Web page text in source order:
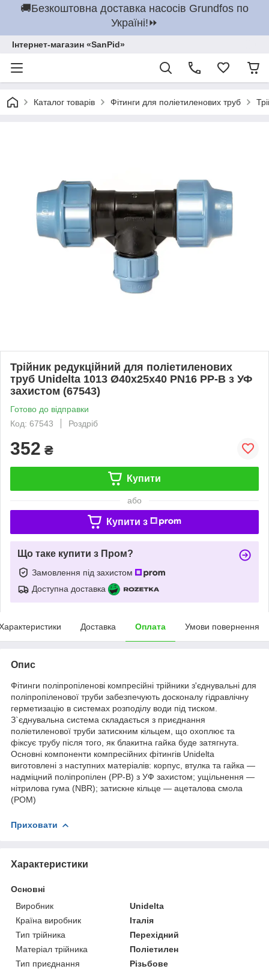
🚚Безкоштовна доставка насосів Grundfos по
Україні!⏩
Інтернет-магазин «SanPid»
Каталог товарів Фітинги для поліетиленових труб
Трійник редукційний для поліетиленових
труб Unidelta 1013 Ø40х25х40 PN16 PP-B з УФ
захистом (67543)
Готово до відправки
Код: 67543
Роздріб
352 ₴
Купити
або
Купити з
Що таке купити з Пром?
Замовлення під захистом
Доступна доставка
Доставка Оплата Умови повернення
Опис
Фітинги поліпропіленові компресійні трійники з'єднувальні для
поліпропіленової труби забезпечують досконалу гідравлічну
герметизацію в системах розподілу води під тиском.
З`єднувальна система складається з приєднання
поліетиленової труби затискним кільцем, що охоплює та
фіксує трубу після того, як блакитна гайка буде затягнута.
Основні компоненти компресійних фітингів Unidelta
виготовлені з наступних матеріалів: корпус, втулка та гайка —
надміцний поліпропілен (PP-B) з УФ захистом; ущільнення —
нітрилова гума (NBR); затискне кільце — ацеталова смола
(POM)
Приховати
Характеристики
Основні
Виробник
Unidelta
Країна виробник
Італія
Тип трійника
Перехідний
Матеріал трійника
Поліетилен
Тип приєднання
Різьбове